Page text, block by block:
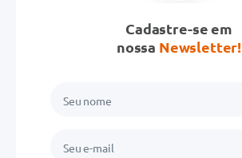
Cadastre-se em
nossa Newsletter!